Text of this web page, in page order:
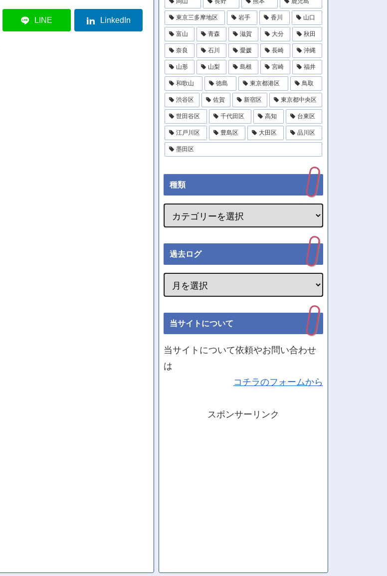
LINE LinkedIn 東京三多摩地区 岩手 香川 山口
富山 青森 滋賀 大分 秋田
奈良 石川 愛媛 長崎 沖縄
山形 山梨 島根 宮崎 福井
和歌山 徳島 東京都港区 鳥取
渋谷区 佐賀 新宿区 東京都中央区
世田谷区 千代田区 高知 台東区
江戸川区 豊島区 大田区 品川区
墨田区
種類
過去ログ
当サイトについて
当サイトについて依頼やお問い合わせ
は
コチラのフォームから
スポンサーリンク